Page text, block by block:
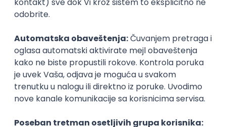
Okupljamo IT zajednicu, podižemo
transparentnost domaćeg IT tržišta rada i
efikasno spajamo kandidate i poslodavce.